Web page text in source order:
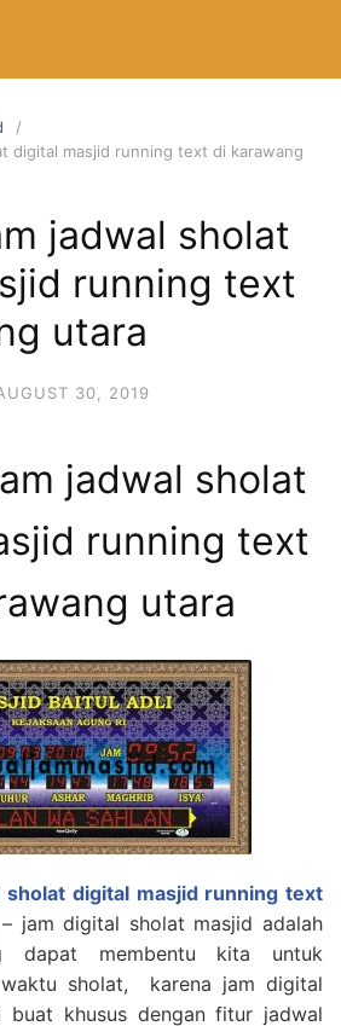
digital masjid running text di karawang
jadwal sholat
running text
utara
30, 2019
jadwal sholat
running text
utara
sholat digital masjid running text
– jam digital sholat masjid adalah
dapat membentu kita untuk
sholat, karena jam digital
khusus dengan fitur jadwal